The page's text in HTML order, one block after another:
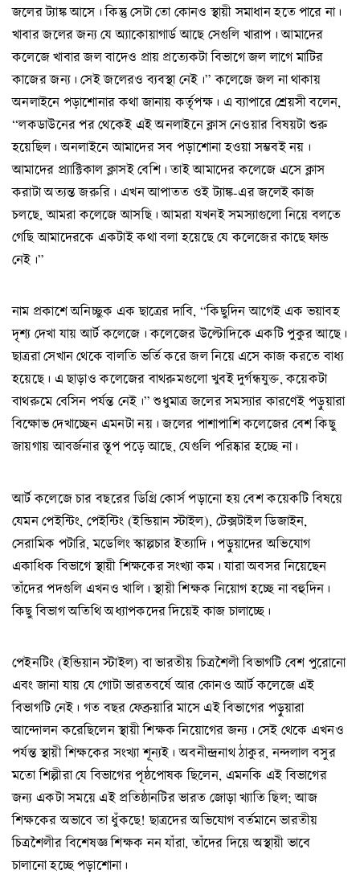
জলের ট্যাঙ্ক আসে। কিন্তু সেটা তো কোনও স্থায়ী সমাধান হতে পারে না।
খাবার জলের জন্য যে অ্যাকোয়াগার্ড আছে সেগুলি খারাপ। আমাদের
কলেজে খাবার জল বাদেও প্রায় প্রত্যেকটা বিভাগে জল লাগে মাটির
কাজের জন্য। সেই জলেরও ব্যবস্থা নেই।” কলেজে জল না থাকায়
অনলাইনে পড়াশোনার কথা জানায় কর্তৃপক্ষ। এ ব্যাপারে শ্রেয়সী বলেন,
“লকডাউনের পর থেকেই এই অনলাইনে ক্লাস নেওয়ার বিষয়টা শুরু
হয়েছিল। অনলাইনে আমাদের সব পড়াশোনা হওয়া সম্ভবই নয়।
আমাদের প্র্যাক্টিকাল ক্লাসই বেশি। তাই আমাদের কলেজে এসে ক্লাস
করাটা অত্যন্ত জরুরি। এখন আপাতত ওই ট্যাঙ্ক-এর জলেই কাজ
চলছে, আমরা কলেজে আসছি। আমরা যখনই সমস্যাগুলো নিয়ে বলতে
গেছি আমাদেরকে একটাই কথা বলা হয়েছে যে কলেজের কাছে ফান্ড
নেই।”
নাম প্রকাশে অনিচ্ছুক এক ছাত্রের দাবি, “কিছুদিন আগেই এক ভয়াবহ
দৃশ্য দেখা যায় আর্ট কলেজে। কলেজের উল্টোদিকে একটি পুকুর আছে।
ছাত্ররা সেখান থেকে বালতি ভর্তি করে জল নিয়ে এসে কাজ করতে বাধ্য
হয়েছে। এ ছাড়াও কলেজের বাথরুমগুলো খুবই দুর্গন্ধযুক্ত, কয়েকটা
বাথরুমে বেসিন পর্যন্ত নেই।” শুধুমাত্র জলের সমস্যার কারণেই পড়ুয়ারা
বিক্ষোভ দেখাচ্ছেন এমনটা নয়। জলের পাশাপাশি কলেজের বেশ কিছু
জায়গায় আবর্জনার স্তূপ পড়ে আছে, যেগুলি পরিষ্কার হচ্ছে না।
আর্ট কলেজে চার বছরের ডিগ্রি কোর্স পড়ানো হয় বেশ কয়েকটি বিষয়ে
যেমন পেইন্টিং, পেইন্টিং (ইন্ডিয়ান স্টাইল), টেক্সটাইল ডিজাইন,
সেরামিক পটারি, মডেলিং স্কাল্পচার ইত্যাদি। পড়ুয়াদের অভিযোগ
একাধিক বিভাগে স্থায়ী শিক্ষকের সংখ্যা কম। যারা অবসর নিয়েছেন
তাঁদের পদগুলি এখনও খালি। স্থায়ী শিক্ষক নিয়োগ হচ্ছে না বহুদিন।
কিছু বিভাগ অতিথি অধ্যাপকদের দিয়েই কাজ চালাচ্ছে।
পেইনটিং (ইন্ডিয়ান স্টাইল) বা ভারতীয় চিত্রশৈলী বিভাগটি বেশ পুরোনো
এবং জানা যায় যে গোটা ভারতবর্ষে আর কোনও আর্ট কলেজে এই
বিভাগটি নেই। গত বছর ফেব্রুয়ারি মাসে এই বিভাগের পড়ুয়ারা
আন্দোলন করেছিলেন স্থায়ী শিক্ষক নিয়োগের জন্য। সেই থেকে এখনও
পর্যন্ত স্থায়ী শিক্ষকের সংখ্যা শূন্যই। অবনীন্দ্রনাথ ঠাকুর, নন্দলাল বসুর
মতো শিল্পীরা যে বিভাগের পৃষ্ঠপোষক ছিলেন, এমনকি এই বিভাগের
জন্য একটা সময়ে এই প্রতিষ্ঠানটির ভারত জোড়া খ্যাতি ছিল; আজ
শিক্ষকের অভাবে তা ধুঁকছে! ছাত্রদের অভিযোগ বর্তমানে ভারতীয়
চিত্রশৈলীর বিশেষজ্ঞ শিক্ষক নন যাঁরা, তাঁদের দিয়ে অস্থায়ী ভাবে
চালানো হচ্ছে পড়াশোনা।